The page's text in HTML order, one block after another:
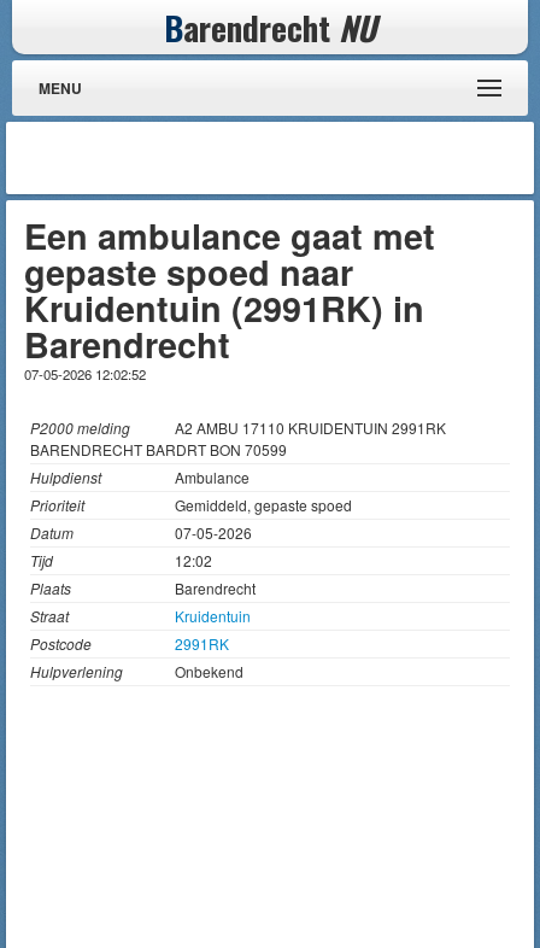
Barendrecht NU
MENU
Een ambulance gaat met
gepaste spoed naar
Kruidentuin (2991RK) in
Barendrecht
07-05-2026 12:02:52
P2000 melding
A2 AMBU 17110 KRUIDENTUIN 2991RK
BARENDRECHT BARDRT BON 70599
Hulpdienst
Ambulance
Prioriteit
Gemiddeld, gepaste spoed
Datum
07-05-2026
Tijd
12:02
Plaats
Barendrecht
Straat
Kruidentuin
Postcode
2991RK
Hulpverlening
Onbekend